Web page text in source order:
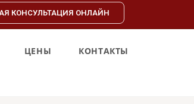
КОНСУЛЬТАЦИЯ ОНЛАЙН
ЦЕНЫ КОНТАКТЫ